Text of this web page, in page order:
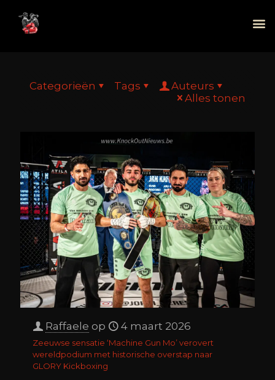
Categorieën Tags
Auteurs
Alles tonen
Raffaele op 4 maart 2026
Zeeuwse sensatie ‘Machine Gun Mo’ verovert
wereldpodium met historische overstap naar
GLORY Kickboxing